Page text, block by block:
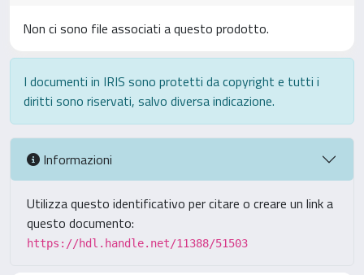
Non ci sono file associati a questo prodotto.
I documenti in IRIS sono protetti da copyright e tutti i
diritti sono riservati, salvo diversa indicazione.
Informazioni
Utilizza questo identificativo per citare o creare un link a
questo documento:
https://hdl.handle.net/11388/51503